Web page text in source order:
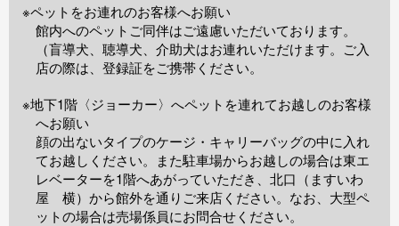
※ペットをお連れのお客様へお願い
館内へのペットご同伴はご遠慮いただいております。
（盲導犬、聴導犬、介助犬はお連れいただけます。ご入
店の際は、登録証をご携帯ください。
※地下1階〈ジョーカー〉へペットを連れてお越しのお客様
へお願い
顔の出ないタイプのケージ・キャリーバッグの中に入れ
てお越しください。また駐車場からお越しの場合は東エ
レベーターを1階へあがっていただき、北口（ますいわ
屋 横）から館外を通りご来店ください。なお、大型ペ
ットの場合は売場係員にお問合せください。